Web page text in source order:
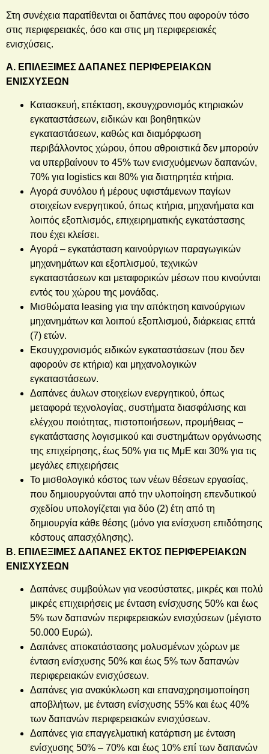
Στη συνέχεια παρατίθενται οι δαπάνες που αφορούν τόσο
στις περιφερειακές, όσο και στις μη περιφερειακές
ενισχύσεις.
Α. ΕΠΙΛΕΞΙΜΕΣ ΔΑΠΑΝΕΣ ΠΕΡΙΦΕΡΕΙΑΚΩΝ
ΕΝΙΣΧΥΣΕΩΝ
Κατασκευή, επέκταση, εκσυγχρονισμός κτηριακών
εγκαταστάσεων, ειδικών και βοηθητικών
εγκαταστάσεων, καθώς και διαμόρφωση
περιβάλλοντος χώρου, όπου αθροιστικά δεν μπορούν
να υπερβαίνουν το 45% των ενισχυόμενων δαπανών,
70% για logistics και 80% για διατηρητέα κτήρια.
Αγορά συνόλου ή μέρους υφιστάμενων παγίων
στοιχείων ενεργητικού, όπως κτήρια, μηχανήματα και
λοιπός εξοπλισμός, επιχειρηματικής εγκατάστασης
που έχει κλείσει.
Αγορά – εγκατάσταση καινούργιων παραγωγικών
μηχανημάτων και εξοπλισμού, τεχνικών
εγκαταστάσεων και μεταφορικών μέσων που κινούνται
εντός του χώρου της μονάδας.
Μισθώματα leasing για την απόκτηση καινούργιων
μηχανημάτων και λοιπού εξοπλισμού, διάρκειας επτά
(7) ετών.
Εκσυγχρονισμός ειδικών εγκαταστάσεων (που δεν
αφορούν σε κτήρια) και μηχανολογικών
εγκαταστάσεων.
Δαπάνες άυλων στοιχείων ενεργητικού, όπως
μεταφορά τεχνολογίας, συστήματα διασφάλισης και
ελέγχου ποιότητας, πιστοποιήσεων, προμήθειας –
εγκατάστασης λογισμικού και συστημάτων οργάνωσης
της επιχείρησης, έως 50% για τις ΜμΕ και 30% για τις
μεγάλες επιχειρήσεις
Το μισθολογικό κόστος των νέων θέσεων εργασίας,
που δημιουργούνται από την υλοποίηση επενδυτικού
σχεδίου υπολογίζεται για δύο (2) έτη από τη
δημιουργία κάθε θέσης (μόνο για ενίσχυση επιδότησης
κόστους απασχόλησης).
Β. ΕΠΙΛΕΞΙΜΕΣ ΔΑΠΑΝΕΣ ΕΚΤΟΣ ΠΕΡΙΦΕΡΕΙΑΚΩΝ
ΕΝΙΣΧΥΣΕΩΝ
Δαπάνες συμβούλων για νεοσύστατες, μικρές και πολύ
μικρές επιχειρήσεις με ένταση ενίσχυσης 50% και έως
5% των δαπανών περιφερειακών ενισχύσεων (μέγιστο
50.000 Ευρώ).
Δαπάνες αποκατάστασης μολυσμένων χώρων με
ένταση ενίσχυσης 50% και έως 5% των δαπανών
περιφερειακών ενισχύσεων.
Δαπάνες για ανακύκλωση και επαναχρησιμοποίηση
αποβλήτων, με ένταση ενίσχυσης 55% και έως 40%
των δαπανών περιφερειακών ενισχύσεων.
Δαπάνες για επαγγελματική κατάρτιση με ένταση
ενίσχυσης 50% – 70% και έως 10% επί των δαπανών